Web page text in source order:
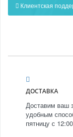
Клиентская
ДОСТАВКА
Доставим ваш
удобным
пятницу с